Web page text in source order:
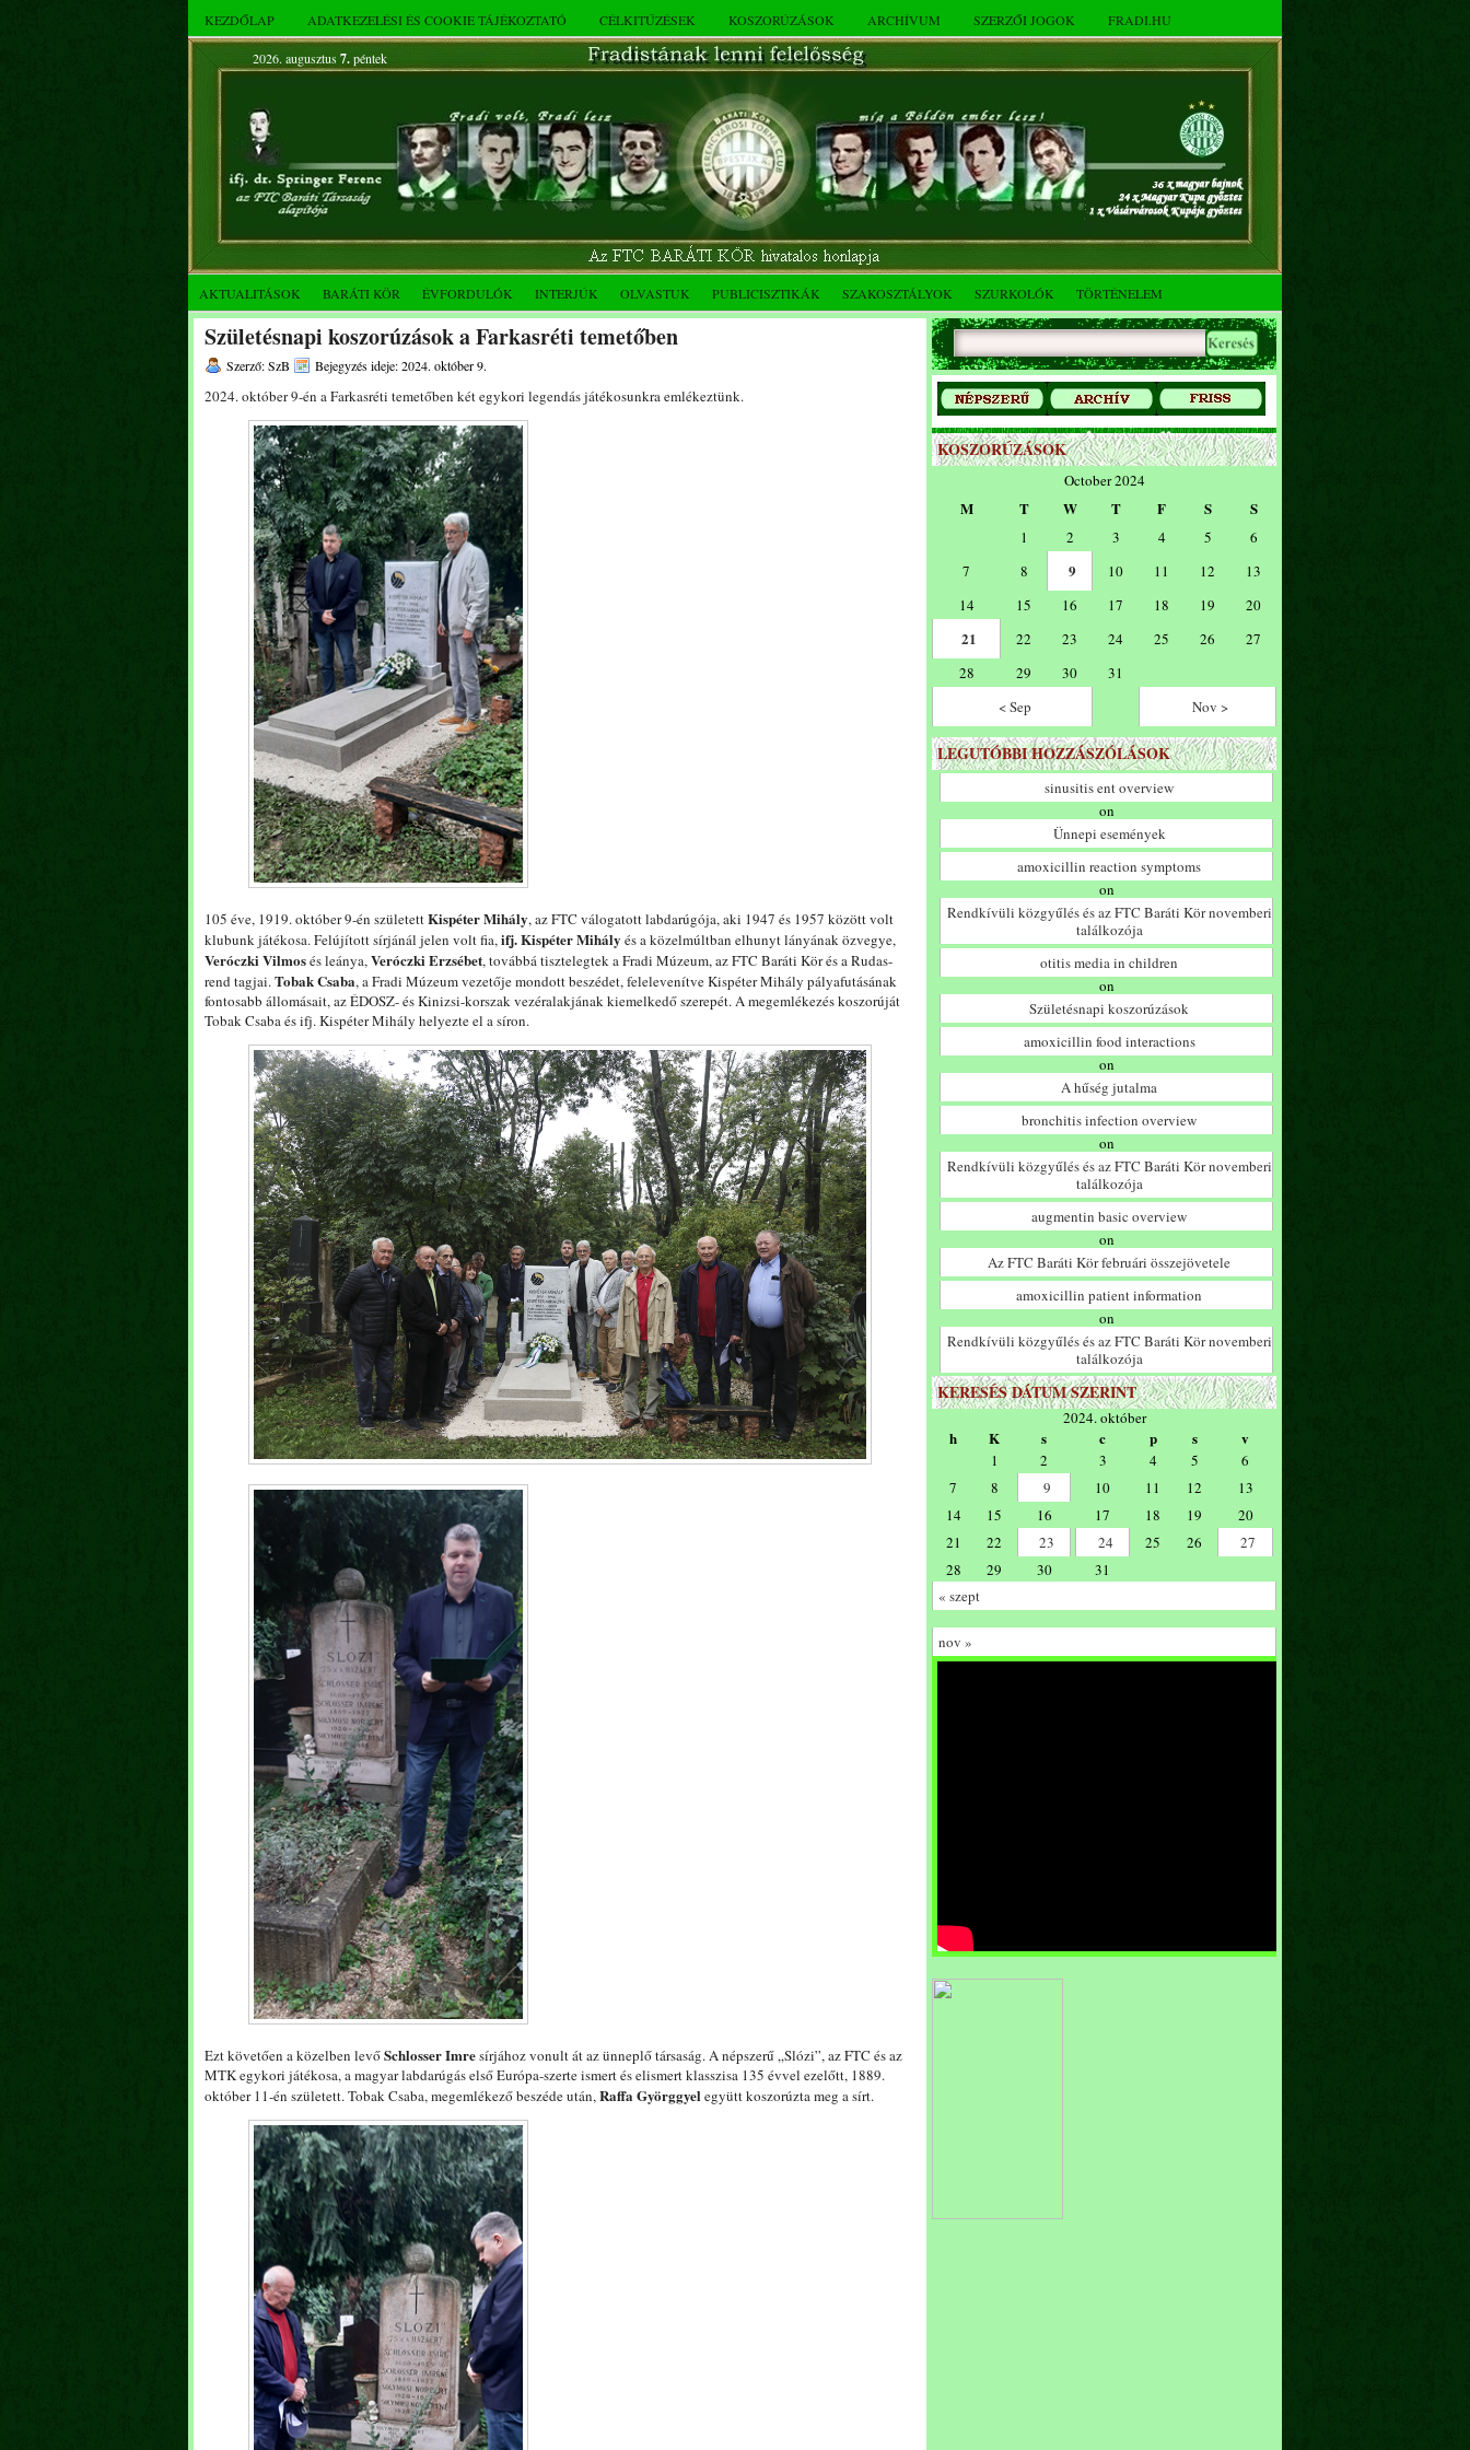
KEZDŐLAP ADATKEZELÉSI ÉS COOKIE TÁJÉKOZTATÓ CÉLKITŰZÉSEK KOSZORÚZÁSOK ARCHÍVUM SZERZŐI JOGOK FRADI.HU
2026. augusztus 7.péntek
AKTUALITÁSOK BARÁTI KÖR ÉVFORDULÓK INTERJÚK OLVASTUK PUBLICISZTIKÁK SZAKOSZTÁLYOK SZURKOLÓK TÖRTÉNELEM
Születésnapi koszorúzások a Farkasréti temetőben
Szerző: SzB Bejegyzés ideje: 2024. október 9.
2024. október 9-én a Farkasréti temetőben két egykori legendás játékosunkra emlékeztünk.
105 éve, 1919. október 9-én születettKispéter Mihály, az FTC válogatott labdarúgója, aki 1947 és 1957 között volt
klubunk játékosa. Felújított sírjánál jelen volt fia,ifj. KispéterMihály és a közelmúltban elhunyt lányának özvegye,
Veróczki Vilmosés leánya,Veróczki Erzsébet, továbbá tisztelegtek a Fradi Múzeum, az FTC Baráti Kör és a Rudas-
rend tagjai.Tobak Csaba, a Fradi Múzeum vezetője mondott beszédet, felelevenítve Kispéter Mihály pályafutásának
fontosabb állomásait, az ÉDOSZ- és Kinizsi-korszak vezéralakjának kiemelkedő szerepét. A megemlékezés koszorúját
Tobak Csaba és ifj. Kispéter Mihály helyezte el a síron.
Ezt követően a közelben levőSchlosser Imresírjához vonult át az ünneplő társaság. A népszerű „Slózi”, az FTC és az
MTK egykori játékosa, a magyar labdarúgás első Európa-szerte ismert és elismert klasszisa 135 évvel ezelőtt, 1889.
október 11-én született. Tobak Csaba, megemlékező beszéde után,Raffa Györggyelegyütt koszorúzta meg a sírt.
KOSZORÚZÁSOK
October 2024
M T W T F S S
1 2 3 4 5
6
7
8 9 10 11 12
13
14
15 16 17 18 19 20
21 22 23 24 25 26
27
28
29 30
31
< Sep
Nov >
LEGUTÓBBI HOZZÁSZÓLÁSOK
sinusitis ent overview
on
Ünnepi események
amoxicillin reaction symptoms
on
Rendkívüli közgyűlés és az FTC Baráti Kör novemberi
találkozója
otitis media in children
on
Születésnapi koszorúzások
amoxicillin food interactions
on
A hűség jutalma
bronchitis infection overview
on
Rendkívüli közgyűlés és az FTC Baráti Kör novemberi
találkozója
augmentin basic overview
on
Az FTC Baráti Kör februári összejövetele
amoxicillin patient information
on
Rendkívüli közgyűlés és az FTC Baráti Kör novemberi
találkozója
KERESÉS DÁTUM SZERINT
2024. október
h K s c p s v
1 2 3 4 5
6
7
8 9 10 11 12
13
14
15 16 17 18 19
20
21
22 23 24 25 26
27
28
29 30
31
« szept
nov »